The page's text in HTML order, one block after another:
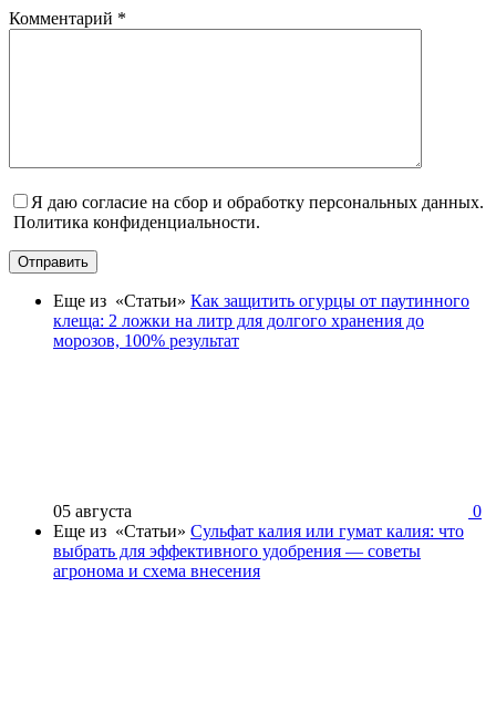
Комментарий *
Я даю согласие на сбор и обработку персональных данных.
Политика конфиденциальности.
Отправить
Еще из «Статьи» Как защитить огурцы от паутинного
клеща: 2 ложки на литр для долгого хранения до
морозов, 100% результат
05 августа
0
Еще из «Статьи» Сульфат калия или гумат калия: что
выбрать для эффективного удобрения — советы
агронома и схема внесения